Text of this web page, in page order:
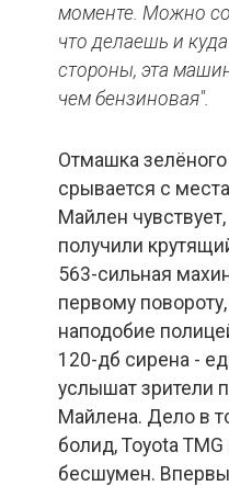
моменте. Можно
что делаешь и
стороны, эта
чем бензиновая".
Отмашка
срывается с
Майлен
получили
563-сильная
первому
наподобие
120-дб сирена -
услышат зрители
Майлена. Дело в
болид, Toyota TMG
бесшумен.